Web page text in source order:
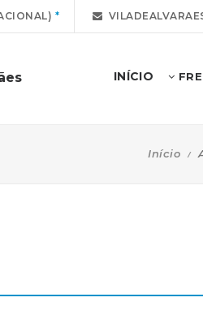
INÍCIO
Início